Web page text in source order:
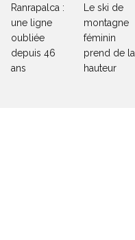
Ranrapalca :
une ligne
oubliée
depuis 46
ans
Le ski de
montagne
féminin
prend de la
hauteur